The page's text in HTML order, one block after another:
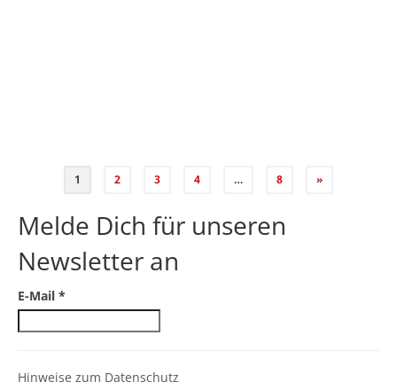
1 2 3 4 … 8 »
Melde Dich für unseren
Newsletter an
E-Mail *
Hinweise zum Datenschutz